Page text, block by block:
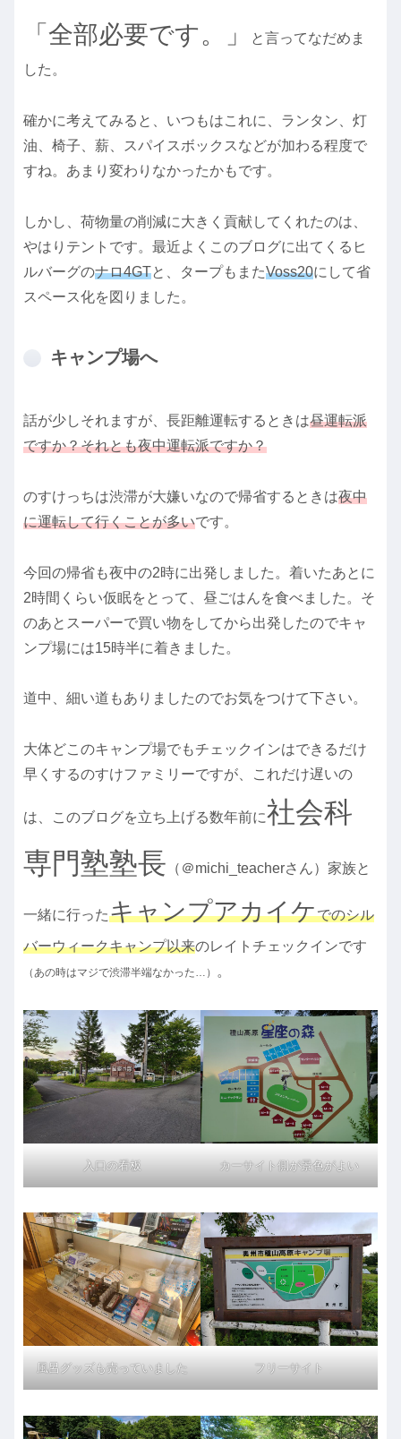
「全部必要です。」 と言ってなだめま
した。
確かに考えてみると、いつもはこれに、ランタン、灯
油、椅子、薪、スパイスボックスなどが加わる程度で
すね。あまり変わりなかったかもです。
しかし、荷物量の削減に大きく貢献してくれたのは、
やはりテントです。最近よくこのブログに出てくるヒ
ルバーグのナロ4GTと、タープもまたVoss20にして省
スペース化を図りました。
キャンプ場へ
話が少しそれますが、長距離運転するときは昼運転派
ですか？それとも夜中運転派ですか？
のすけっちは渋滞が大嫌いなので帰省するときは夜中
に運転して行くことが多いです。
今回の帰省も夜中の2時に出発しました。着いたあとに
2時間くらい仮眠をとって、昼ごはんを食べました。そ
のあとスーパーで買い物をしてから出発したのでキャ
ンプ場には15時半に着きました。
道中、細い道もありましたのでお気をつけて下さい。
大体どこのキャンプ場でもチェックインはできるだけ
早くするのすけファミリーですが、これだけ遅いの
は、このブログを立ち上げる数年前に社会科
専門塾塾長 （＠michi_teacherさん）家族と
一緒に行ったキャンプアカイケでのシル
バーウィークキャンプ以来のレイトチェックインです
（あの時はマジで渋滞半端なかった…） 。
入口の看板 カーサイト側が景色がよい
風呂グッズも売っていました フリーサイト